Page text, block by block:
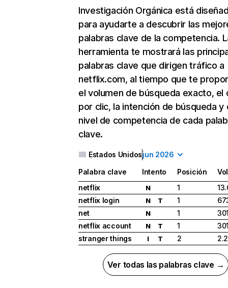
Investigación Orgánica está
para ayudarte a descubrir las
palabras clave de la competencia.
herramienta te mostrará las
palabras clave que dirigen tráfico a
netflix.com, al tiempo que te
el volumen de búsqueda exacto, el
por clic, la intención de búsqueda y
nivel de competencia de cada
clave.
Estados Unidosjun 2026
Palabra clave Intento Posición
netflix
N 1
netflix login
N T 1
net
N 1
netflix account
N T 1
stranger things
I T 2
Ver todas las palabras clave →